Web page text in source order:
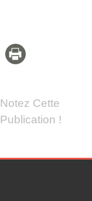
Notez Cette
Publication !